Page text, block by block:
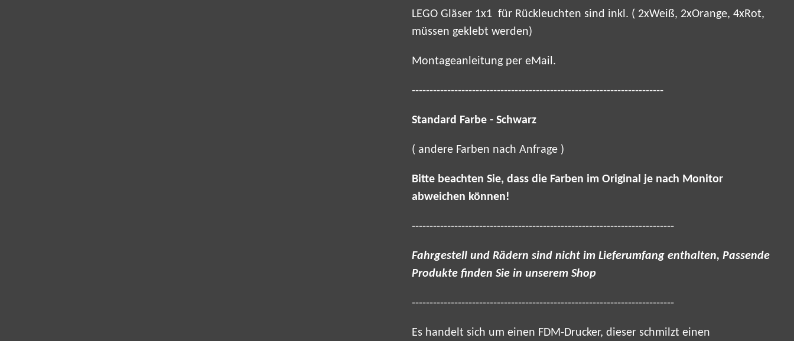
LEGO Gläser 1x1 für Rückleuchten sind inkl. ( 2xWeiß, 2xOrange, 4xRot,
müssen geklebt werden)
Montageanleitung per eMail.
-----------------------------------------------------------------------
Standard Farbe - Schwarz
( andere Farben nach Anfrage )
Bitte beachten Sie, dass die Farben im Original je nach Monitor
abweichen können!
--------------------------------------------------------------------------
Fahrgestell und Rädern sind nicht im Lieferumfang enthalten, Passende
Produkte finden Sie in unserem Shop
--------------------------------------------------------------------------
Es handelt sich um einen FDM-Drucker, dieser schmilzt einen